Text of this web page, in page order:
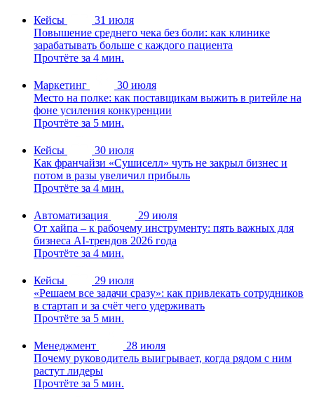
Кейсы
31 июля
Повышение среднего чека без боли: как клинике
зарабатывать больше с каждого пациента
Прочтёте за 4 мин.
Маркетинг
30 июля
Место на полке: как поставщикам выжить в ритейле на
фоне усиления конкуренции
Прочтёте за 5 мин.
Кейсы
30 июля
Как франчайзи «Сушиселл» чуть не закрыл бизнес и
потом в разы увеличил прибыль
Прочтёте за 4 мин.
Автоматизация
29 июля
От хайпа – к рабочему инструменту: пять важных для
бизнеса AI-трендов 2026 года
Прочтёте за 4 мин.
Кейсы
29 июля
«Решаем все задачи сразу»: как привлекать сотрудников
в стартап и за счёт чего удерживать
Прочтёте за 5 мин.
Менеджмент
28 июля
Почему руководитель выигрывает, когда рядом с ним
растут лидеры
Прочтёте за 5 мин.